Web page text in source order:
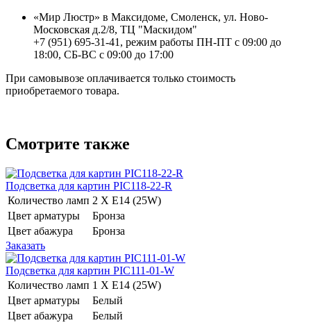
«Мир Люстр» в Максидоме, Смоленск, ул. Ново-
Московская д.2/8, ТЦ "Маскидом"
+7 (951) 695-31-41, режим работы ПН-ПТ с 09:00 до
18:00, СБ-ВС с 09:00 до 17:00
При самовывозе оплачивается только стоимость
приобретаемого товара.
Смотрите также
Подсветка для картин PIC118-22-R
Количество ламп 2 Х E14 (25W)
Цвет арматуры
Бронза
Цвет абажура
Бронза
Заказать
Подсветка для картин PIC111-01-W
Количество ламп 1 Х E14 (25W)
Цвет арматуры
Белый
Цвет абажура
Белый